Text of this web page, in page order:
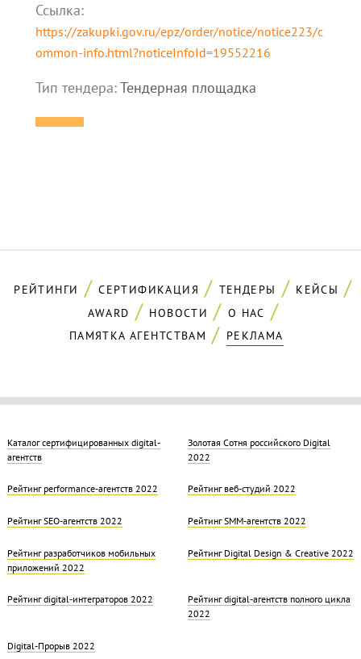
Ссылка:
https://zakupki.gov.ru/epz/order/notice/notice223/c
ommon-info.html?noticeInfoId=19552216
Тип тендера:Тендерная площадка
РЕЙТИНГИ СЕРТИФИКАЦИЯ ТЕНДЕРЫ
КЕЙСЫ
AWARD
НОВОСТИ
О НАС
ПАМЯТКА АГЕНТСТВАМ
РЕКЛАМА
Каталог сертифицированных digital-
агентств
Золотая Cотня российского Digital
2022
Рейтинг performance-агентств 2022 Рейтинг веб-студий 2022
Рейтинг SEO-агентств 2022 Рейтинг SMM-агентств 2022
Рейтинг разработчиков мобильных
приложений 2022
Рейтинг Digital Design & Creative 2022
Рейтинг digital-интеграторов 2022
Рейтинг digital-агентств полного цикла
2022
Digital-Прорыв 2022